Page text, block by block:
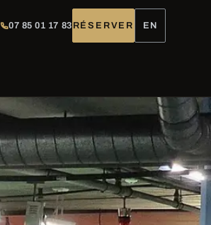
07 85 01 17 83 RÉSERVER EN